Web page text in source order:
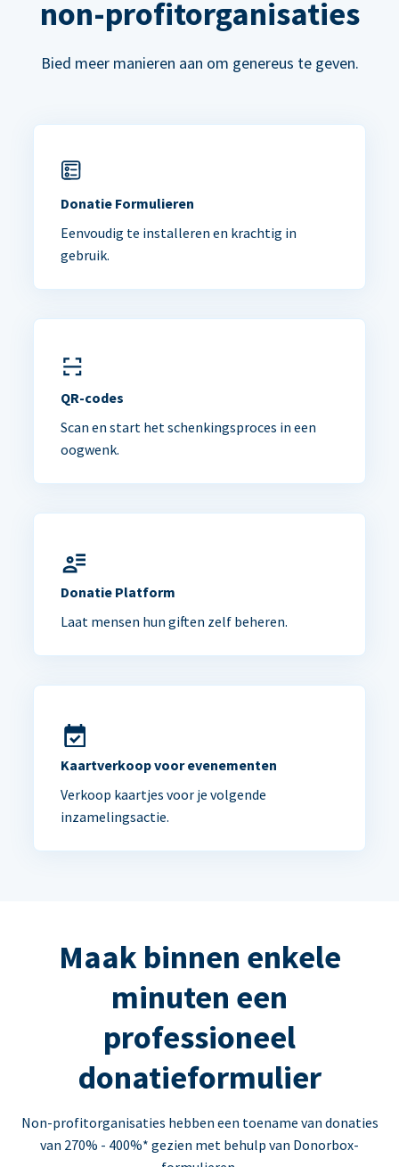
non-profitorganisaties
Bied meer manieren aan om genereus te geven.
Donatie Formulieren
Eenvoudig te installeren en krachtig in
gebruik.
QR-codes
Scan en start het schenkingsproces in een
oogwenk.
Donatie Platform
Laat mensen hun giften zelf beheren.
Kaartverkoop voor evenementen
Verkoop kaartjes voor je volgende
inzamelingsactie.
Maak binnen enkele
minuten een
professioneel
donatieformulier
Non-profitorganisaties hebben een toename van donaties
van 270% - 400%* gezien met behulp van Donorbox-